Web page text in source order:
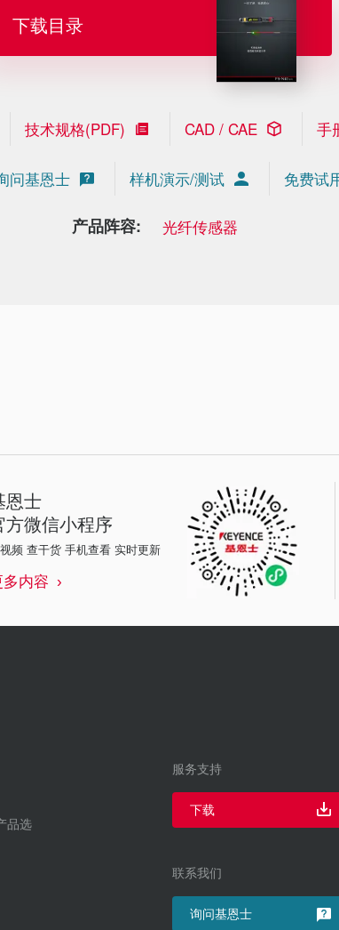
下载目录
技术规格(PDF) CAD / CAE 手
问基恩士 样机演示/测试 免费试
产品阵容: 光纤传感器
恩士
方微信小程序
频 查干货 手机查看 实时更新
内容
品选
服务支持
下载
联系我们
询问基恩士